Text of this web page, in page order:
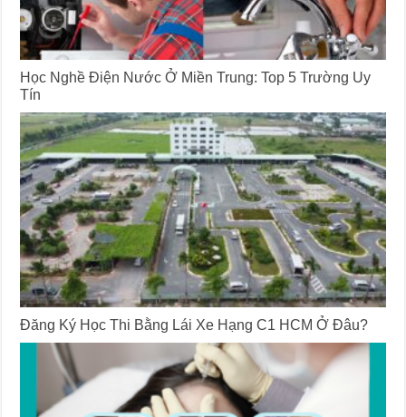
Học Nghề Điện Nước Ở Miền Trung: Top 5 Trường Uy
Tín
Đăng Ký Học Thi Bằng Lái Xe Hạng C1 HCM Ở Đâu?